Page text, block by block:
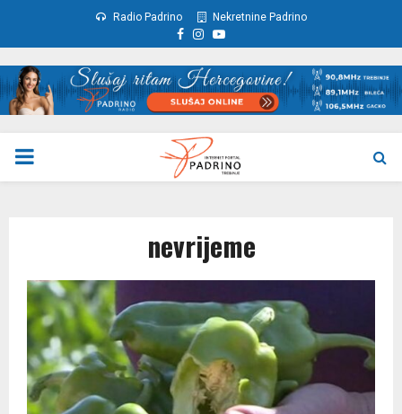
Radio Padrino Nekretnine Padrino
Facebook
Instagram
Youtube
PRIMARY
nevrijeme